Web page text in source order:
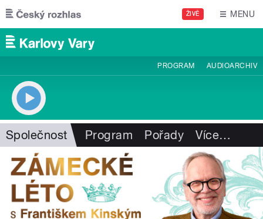
Přejít k hlavnímu obsahu
ŽIVĚ MENU
PROGRAM AUDIOARCHIV
Společnost Program Pořady Více…